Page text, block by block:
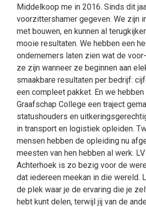
Middelkoop me in 2016. Sinds dit
voorzittershamer gegeven. We zijn
met bouwen, en kunnen al
mooie resultaten. We hebben een
ondernemers laten zien wat de
ze zijn wanneer ze beginnen aan
smaakbare resultaten per bedrijf:
een compleet pakket. En we
Graafschap College een traject
statushouders en
in transport en logistiek opleiden.
mensen hebben de opleiding nu
meesten van hen hebben al werk.
Achterhoek is zo bezig voor de
dat iedereen meekan in die wereld.
de plek waar je de ervaring die je
hebt kunt delen, terwijl jij van de